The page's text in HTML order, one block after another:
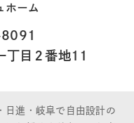
ホーム
丁目２番地11
日進・岐阜で自由設計の